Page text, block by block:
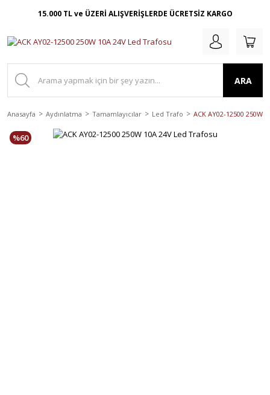
15.000 TL ve ÜZERİ ALIŞVERİŞLERDE ÜCRETSİZ KARGO
ARA
Anasayfa Aydınlatma Tamamlayıcılar Led Trafo ACK AY02-12500 250W
%60